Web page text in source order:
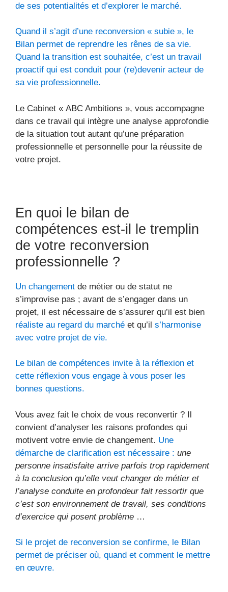
de ses potentialités et d’explorer le marché.
Quand il s’agit d’une reconversion « subie », le
Bilan permet de reprendre les rênes de sa vie.
Quand la transition est souhaitée, c’est un travail
proactif qui est conduit pour (re)devenir acteur de
sa vie professionnelle.
Le Cabinet « ABC Ambitions », vous accompagne
dans ce travail qui intègre une analyse approfondie
de la situation tout autant qu’une préparation
professionnelle et personnelle pour la réussite de
votre projet.
En quoi le bilan de
compétences est-il le tremplin
de votre reconversion
professionnelle ?
Un changement de métier ou de statut ne
s’improvise pas ; avant de s’engager dans un
projet, il est nécessaire de s’assurer qu’il est bien
réaliste au regard du marché et qu’il s’harmonise
avec votre projet de vie.
Le bilan de compétences invite à la réflexion et
cette réflexion vous engage à vous poser les
bonnes questions.
Vous avez fait le choix de vous reconvertir ? Il
convient d’analyser les raisons profondes qui
motivent votre envie de changement. Une
démarche de clarification est nécessaire : une
personne insatisfaite arrive parfois trop rapidement
à la conclusion qu’elle veut changer de métier et
l’analyse conduite en profondeur fait ressortir que
c’est son environnement de travail, ses conditions
d’exercice qui posent problème …
Si le projet de reconversion se confirme, le Bilan
permet de préciser où, quand et comment le mettre
en œuvre.